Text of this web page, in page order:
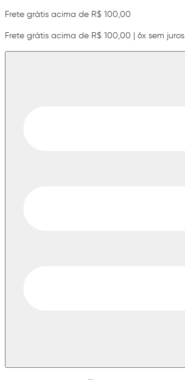
Frete grátis acima de R$ 100,00
Frete grátis acima de R$ 100,00 | 6x sem juros